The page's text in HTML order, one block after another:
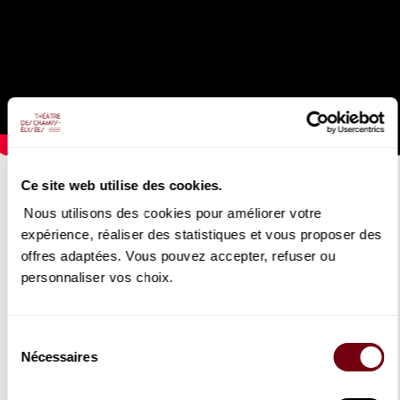
Ce site web utilise des cookies.
Nous utilisons des cookies pour améliorer votre
expérience, réaliser des statistiques et vous proposer des
offres adaptées. Vous pouvez accepter, refuser ou
personnaliser vos choix.
Nécessaires
GIULIO CESARE
24/09/2019
Extrait deGiulio Cesarede Haendel présenté par Les Talens